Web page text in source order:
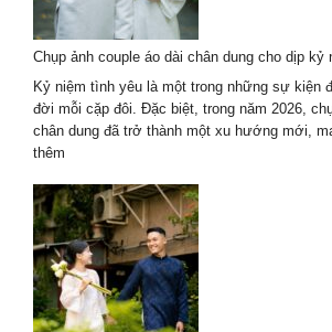
Chụp ảnh couple áo dài chân dung cho dịp kỷ
Kỷ niệm tình yêu là một trong những sự kiện
đời mỗi cặp đôi. Đặc biệt, trong năm 2026,
chân dung đã trở thành một xu hướng mới,
thêm
ảnh
couple
áo
dài
chân
dung
cho